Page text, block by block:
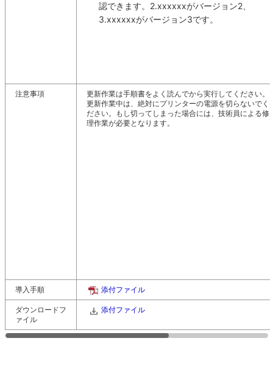
認できます。2.xxxxxxがバージョン2、
3.xxxxxxがバージョン3です。
注意事項
更新作業は手順書をよく読んでから実行してください。
更新作業中は、絶対にプリンターの電源を切らないでく
ださい。もし切ってしまった場合には、技術員による修
理作業が必要となります。
導入手順 添付ファイル
ダウンロードフ
ァイル
添付ファイル